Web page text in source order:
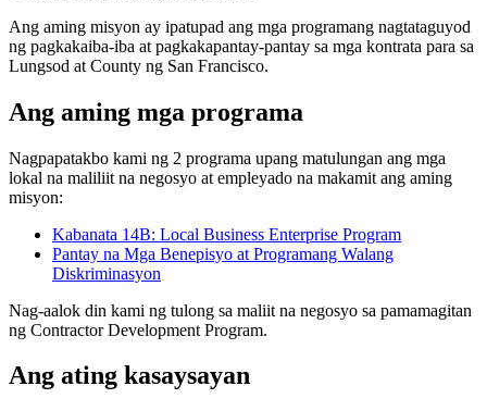
Ang aming misyon ay ipatupad ang mga programang nagtataguyod
ng pagkakaiba-iba at pagkakapantay-pantay sa mga kontrata para sa
Lungsod at County ng San Francisco.
Ang aming mga programa
Nagpapatakbo kami ng 2 programa upang matulungan ang mga
lokal na maliliit na negosyo at empleyado na makamit ang aming
misyon:
Kabanata 14B: Local Business Enterprise Program
Pantay na Mga Benepisyo at Programang Walang
Diskriminasyon
Nag-aalok din kami ng tulong sa maliit na negosyo sa pamamagitan
ng Contractor Development Program.
Ang ating kasaysayan